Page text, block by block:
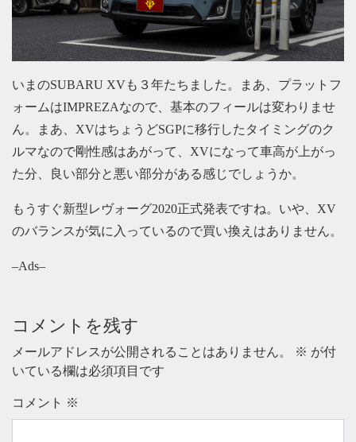
いまのSUBARU XVも３年たちました。まあ、プラットフ
ォームはIMPREZAなので、基本のフィールは変わりませ
ん。まあ、XVはちょうどSGPに移行したタイミングのク
ルマなので剛性感はあがって、XVになって車高が上がっ
た分、良い部分と悪い部分がある感じでしょうか。
もうすぐ新型レヴォーグ2020正式発表ですね。いや、XV
のバランスが気に入っているので買い換えはありません。
–Ads–
コメントを残す
メールアドレスが公開されることはありません。 ※ が付
いている欄は必須項目です
コメント ※